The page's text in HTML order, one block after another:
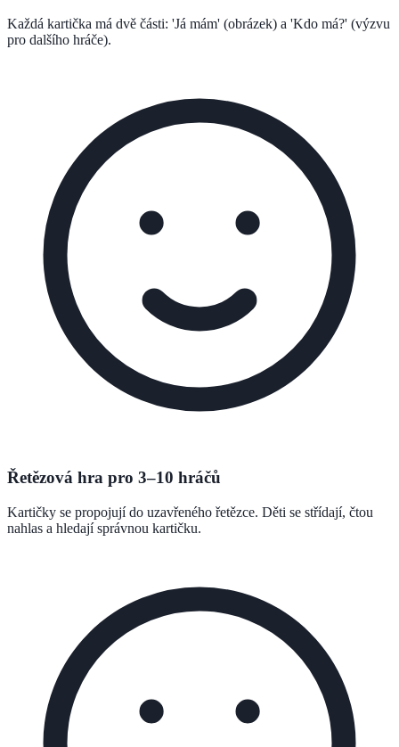
Každá kartička má dvě části: 'Já mám' (obrázek) a 'Kdo má?' (výzvu
pro dalšího hráče).
Řetězová hra pro 3–10 hráčů
Kartičky se propojují do uzavřeného řetězce. Děti se střídají, čtou
nahlas a hledají správnou kartičku.